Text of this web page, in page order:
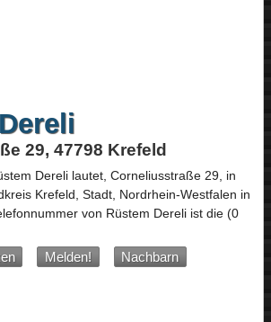
29, 47798 Krefeld
Derelilautet, Corneliusstraße 29, in
Krefeld, Stadt, Nordrhein-Westfalen in
von Rüstem Dereli ist die (0
Melden!
Nachbarn